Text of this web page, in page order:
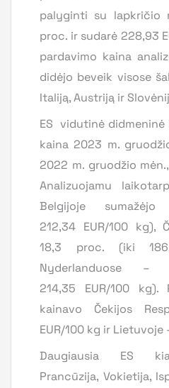
palyginti su lapkričio
proc. ir sudarė 228,93
pardavimo kaina
didėjo beveik visose
Italiją, Austriją ir
ES vidutinė didmeninė
kaina 2023 m.
2022 m. gruodžio
Analizuojamu
Belgijoje
212,34 EUR/100 kg),
18,3 proc. (iki
Nyderlanduose
214,35 EUR/100 kg).
kainavo Čekijos
EUR/100 kg ir Lietuvoje
Daugiausia ES
Prancūzija, Vokietija,